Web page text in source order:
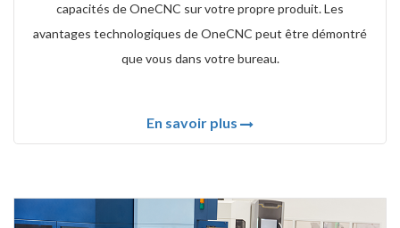
capacités de OneCNC sur votre propre produit. Les
avantages technologiques de OneCNC peut être démontré
que vous dans votre bureau.
En savoir plus